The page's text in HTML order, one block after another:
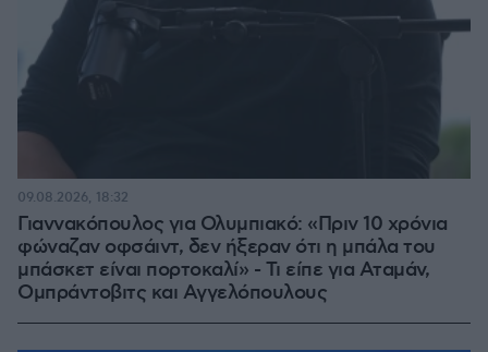
Γιαννακόπουλος για Ολυμπιακό: «Πριν 10 χρόνια
φώναζαν οφσάιντ, δεν ήξεραν ότι η μπάλα του
μπάσκετ είναι πορτοκαλί» - Τι είπε για Αταμάν,
Ομπράντοβιτς και Αγγελόπουλους
09.08.2026, 18:32